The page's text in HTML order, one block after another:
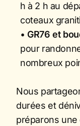
h à 2 h au
coteaux
• GR76 et
pour
nombreux
Nous
durées et
préparons une